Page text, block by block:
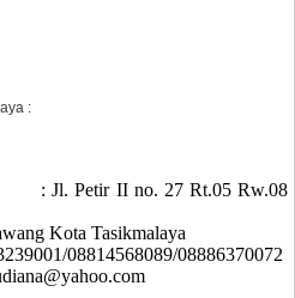
:
: Jl. Petir II no. 27 Rt.05 Rw.08
Kota Tasikmalaya
08814568089/08886370072